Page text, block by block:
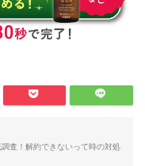
査！解約できないって時の対処